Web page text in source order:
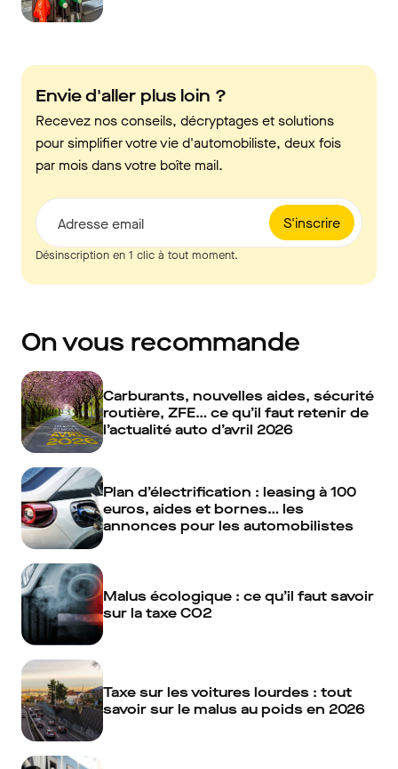
Envie d'aller plus loin ?
Recevez nos conseils, décryptages et solutions
pour simplifier votre vie d'automobiliste, deux fois
par mois dans votre boîte mail.
S'inscrire
Adresse email
Désinscription en 1 clic à tout moment.
On vous recommande
Carburants, nouvelles aides, sécurité
routière, ZFE… ce qu’il faut retenir de
l’actualité auto d’avril 2026
Plan d’électrification : leasing à 100
euros, aides et bornes… les
annonces pour les automobilistes
Malus écologique : ce qu’il faut savoir
sur la taxe CO2
Taxe sur les voitures lourdes : tout
savoir sur le malus au poids en 2026